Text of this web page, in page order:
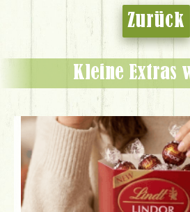
Zurück
Kleine Extras